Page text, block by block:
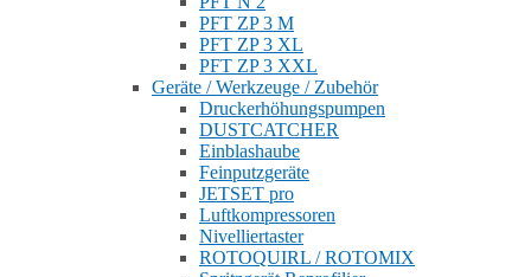
PFT ZP 3 M
PFT ZP 3 XL
PFT ZP 3 XXL
Geräte / Werkzeuge / Zubehör
Druckerhöhungspumpen
DUSTCATCHER
Einblashaube
Feinputzgeräte
JETSET pro
Luftkompressoren
Nivelliertaster
ROTOQUIRL / ROTOMIX